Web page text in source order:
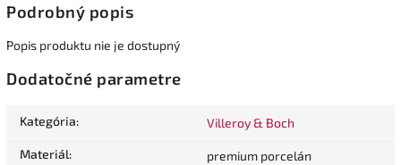
Podrobný popis
Popis produktu nie je dostupný
Dodatočné parametre
Kategória: Villeroy & Boch
Materiál: premium porcelán